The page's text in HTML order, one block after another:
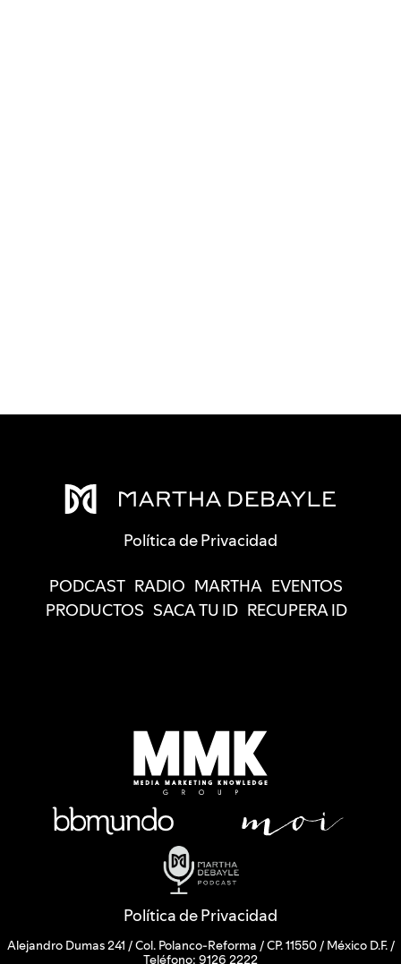
Política de Privacidad
PODCAST RADIO MARTHA EVENTOS
PRODUCTOS SACA TU ID RECUPERA ID
Política de Privacidad
Alejandro Dumas 241 / Col. Polanco-Reforma / CP. 11550 / México D.F. /
Teléfono: 9126 2222